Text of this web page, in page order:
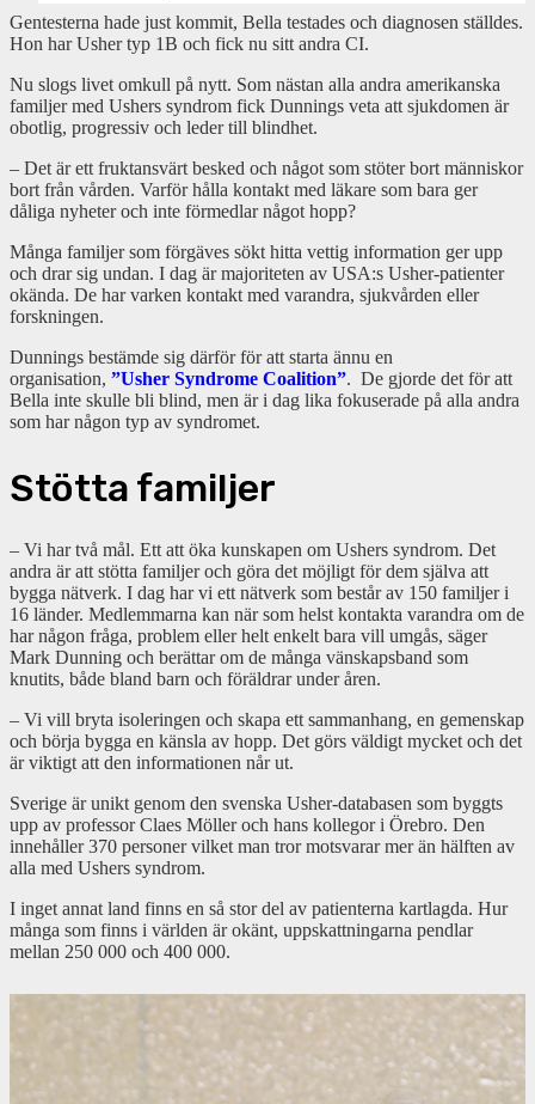
Gentesterna hade just kommit, Bella testades och diagnosen ställdes.
Hon har Usher typ 1B och fick nu sitt andra CI.
Nu slogs livet omkull på nytt. Som nästan alla andra amerikanska
familjer med Ushers syndrom fick Dunnings veta att sjukdomen är
obotlig, progressiv och leder till blindhet.
– Det är ett fruktansvärt besked och något som stöter bort människor
bort från vården. Varför hålla kontakt med läkare som bara ger
dåliga nyheter och inte förmedlar något hopp?
Många familjer som förgäves sökt hitta vettig information ger upp
och drar sig undan. I dag är majoriteten av USA:s Usher-patienter
okända. De har varken kontakt med varandra, sjukvården eller
forskningen.
Dunnings bestämde sig därför för att starta ännu en
organisation, ”Usher Syndrome Coalition”. De gjorde det för att
Bella inte skulle bli blind, men är i dag lika fokuserade på alla andra
som har någon typ av syndromet.
Stötta familjer
– Vi har två mål. Ett att öka kunskapen om Ushers syndrom. Det
andra är att stötta familjer och göra det möjligt för dem själva att
bygga nätverk. I dag har vi ett nätverk som består av 150 familjer i
16 länder. Medlemmarna kan när som helst kontakta varandra om de
har någon fråga, problem eller helt enkelt bara vill umgås, säger
Mark Dunning och berättar om de många vänskapsband som
knutits, både bland barn och föräldrar under åren.
– Vi vill bryta isoleringen och skapa ett sammanhang, en gemenskap
och börja bygga en känsla av hopp. Det görs väldigt mycket och det
är viktigt att den informationen når ut.
Sverige är unikt genom den svenska Usher-databasen som byggts
upp av professor Claes Möller och hans kollegor i Örebro. Den
innehåller 370 personer vilket man tror motsvarar mer än hälften av
alla med Ushers syndrom.
I inget annat land finns en så stor del av patienterna kartlagda. Hur
många som finns i världen är okänt, uppskattningarna pendlar
mellan 250 000 och 400 000.